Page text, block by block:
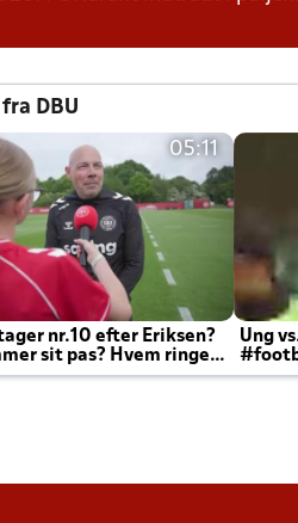
DBU
05:11
nr.10 efter Eriksen?
sit pas? Hvem ringer
til efter kampe?
Ung